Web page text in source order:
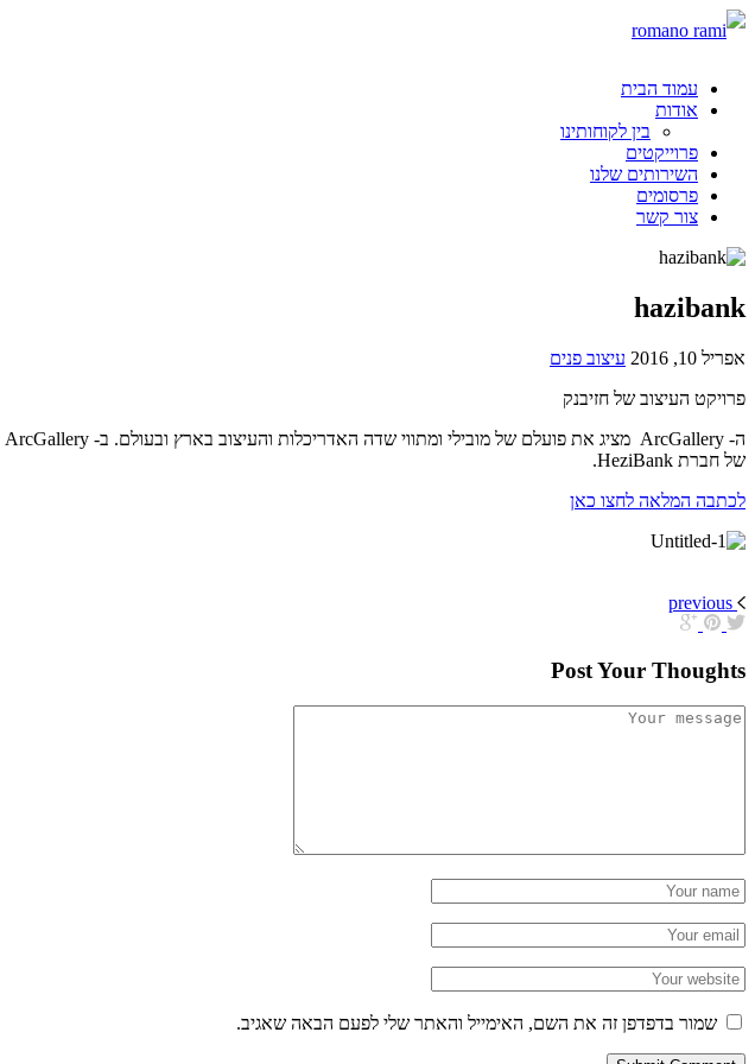
עמוד הבית
אודות
בין לקוחותינו
פרוייקטים
השירותים שלנו
פרסומים
צור קשר
hazibank
אפריל 10, 2016
עיצוב פנים
פרויקט העיצוב של חזיבנק
של חברת HeziBank.
לכתבה המלאה לחצו כאן
previous
Post Your Thoughts
שמור בדפדפן זה את השם, האימייל והאתר שלי לפעם הבאה שאגיב.